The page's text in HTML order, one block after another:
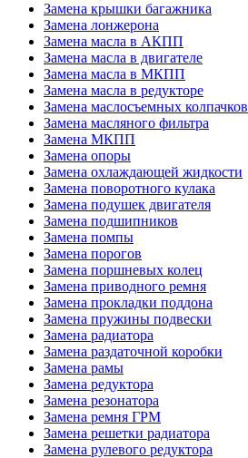
Замена крышки багажника
Замена лонжерона
Замена масла в АКПП
Замена масла в двигателе
Замена масла в МКПП
Замена масла в редукторе
Замена маслосъемных колпачков
Замена масляного фильтра
Замена МКПП
Замена опоры
Замена охлаждающей жидкости
Замена поворотного кулака
Замена подушек двигателя
Замена подшипников
Замена помпы
Замена порогов
Замена поршневых колец
Замена приводного ремня
Замена прокладки поддона
Замена пружины подвески
Замена радиатора
Замена раздаточной коробки
Замена рамы
Замена редуктора
Замена резонатора
Замена ремня ГРМ
Замена решетки радиатора
Замена рулевого редуктора